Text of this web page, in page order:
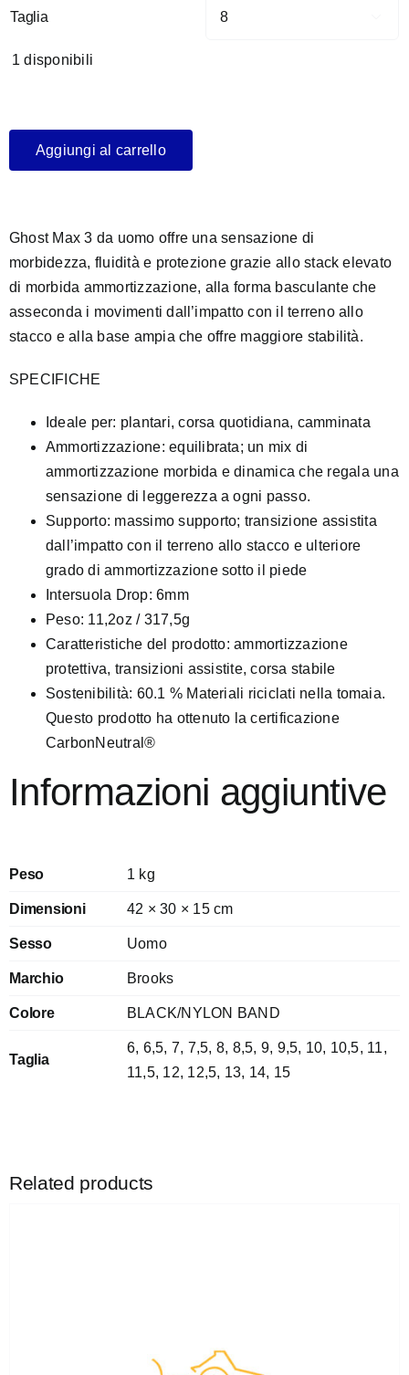
Taglia
1 disponibili
Aggiungi al carrello
Ghost Max 3 da uomo offre una sensazione di
morbidezza, fluidità e protezione grazie allo stack elevato
di morbida ammortizzazione, alla forma basculante che
asseconda i movimenti dall’impatto con il terreno allo
stacco e alla base ampia che offre maggiore stabilità.
SPECIFICHE
Ideale per: plantari, corsa quotidiana, camminata
Ammortizzazione: equilibrata; un mix di
ammortizzazione morbida e dinamica che regala una
sensazione di leggerezza a ogni passo.
Supporto: massimo supporto; transizione assistita
dall’impatto con il terreno allo stacco e ulteriore
grado di ammortizzazione sotto il piede
Intersuola Drop: 6mm
Peso: 11,2oz / 317,5g
Caratteristiche del prodotto: ammortizzazione
protettiva, transizioni assistite, corsa stabile
Sostenibilità: 60.1 % Materiali riciclati nella tomaia.
Questo prodotto ha ottenuto la certificazione
CarbonNeutral®
Informazioni aggiuntive
Peso 1 kg
Dimensioni 42 × 30 × 15 cm
Sesso Uomo
Marchio Brooks
Colore BLACK/NYLON BAND
Taglia
6, 6,5, 7, 7,5, 8, 8,5, 9, 9,5, 10, 10,5, 11,
11,5, 12, 12,5, 13, 14, 15
Related products